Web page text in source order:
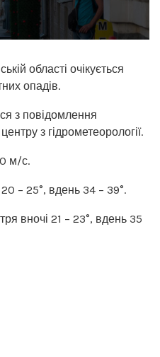
області очікується
опадів.
з повідомлення
з гідрометеорології.
м/с.
– 25°, вдень 34 – 39°.
вночі 21 – 23°, вдень 35